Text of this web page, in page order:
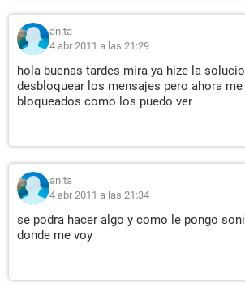
anita
4 abr 2011 a las 21:29
hola buenas tardes mira ya hize la
desbloquear los mensajes pero ahora me
bloqueados como los puedo ver
anita
4 abr 2011 a las 21:34
se podra hacer algo y como le pongo
donde me voy